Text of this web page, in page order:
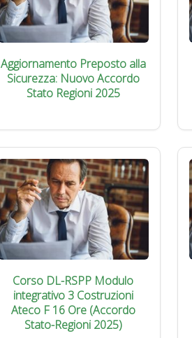
Aggiornamento Preposto alla
Sicurezza: Nuovo Accordo
Stato Regioni 2025
Corso DL-RSPP Modulo
integrativo 3 Costruzioni
Ateco F 16 Ore (Accordo
Stato-Regioni 2025)